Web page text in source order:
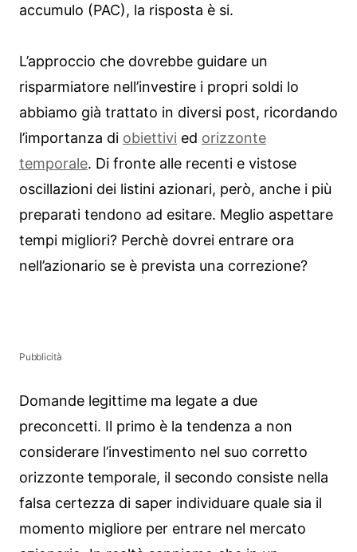
accumulo (PAC), la risposta è si.
L’approccio che dovrebbe guidare un
risparmiatore nell’investire i propri soldi lo
abbiamo già trattato in diversi post, ricordando
l’importanza di obiettivi ed orizzonte
temporale. Di fronte alle recenti e vistose
oscillazioni dei listini azionari, però, anche i più
preparati tendono ad esitare. Meglio aspettare
tempi migliori? Perchè dovrei entrare ora
nell’azionario se è prevista una correzione?
Pubblicità
Domande legittime ma legate a due
preconcetti. Il primo è la tendenza a non
considerare l’investimento nel suo corretto
orizzonte temporale, il secondo consiste nella
falsa certezza di saper individuare quale sia il
momento migliore per entrare nel mercato